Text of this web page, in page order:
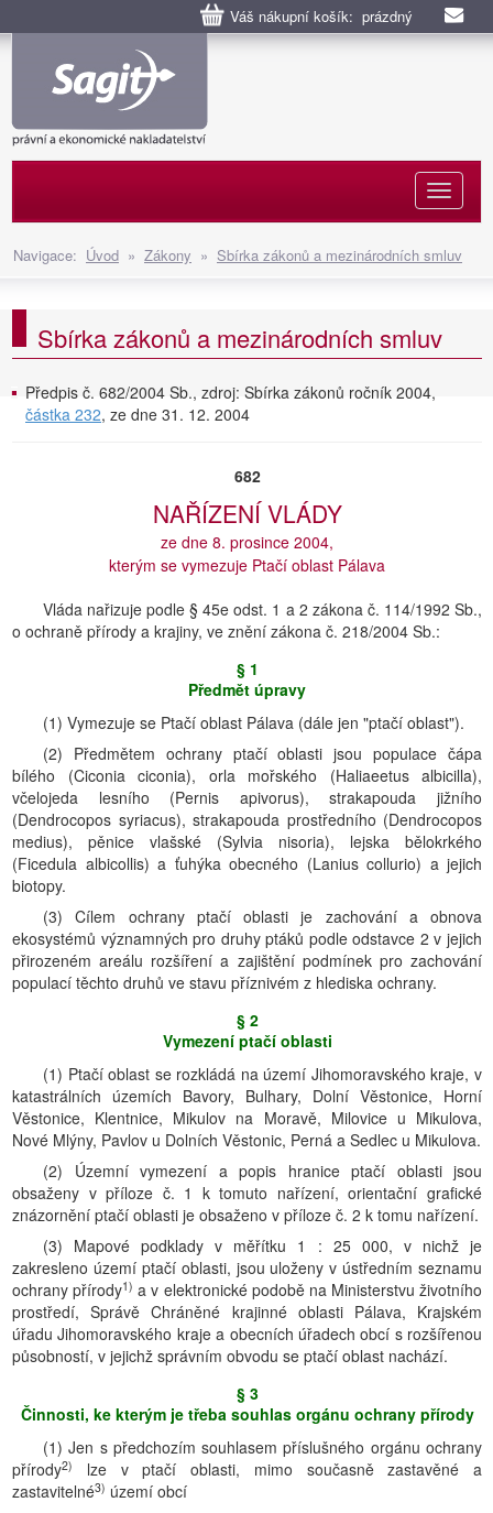
Váš nákupní košík: prázdný
Navigace: Úvod » Zákony » Sbírka zákonů a mezinárodních smluv
Sbírka zákonů a mezinárodních smluv
Předpis č. 682/2004 Sb., zdroj: Sbírka zákonů ročník 2004,
částka 232, ze dne 31. 12. 2004
682
NAŘÍZENÍ VLÁDY
ze dne 8. prosince 2004,
kterým se vymezuje Ptačí oblast Pálava
Vláda nařizuje podle § 45e odst. 1 a 2 zákona č. 114/1992 Sb.,
o ochraně přírody a krajiny, ve znění zákona č. 218/2004 Sb.:
§ 1
Předmět úpravy
(1) Vymezuje se Ptačí oblast Pálava (dále jen "ptačí oblast").
(2) Předmětem ochrany ptačí oblasti jsou populace čápa
bílého (Ciconia ciconia), orla mořského (Haliaeetus albicilla),
včelojeda lesního (Pernis apivorus), strakapouda jižního
(Dendrocopos syriacus), strakapouda prostředního (Dendrocopos
medius), pěnice vlašské (Sylvia nisoria), lejska bělokrkého
(Ficedula albicollis) a ťuhýka obecného (Lanius collurio) a jejich
biotopy.
(3) Cílem ochrany ptačí oblasti je zachování a obnova
ekosystémů významných pro druhy ptáků podle odstavce 2 v jejich
přirozeném areálu rozšíření a zajištění podmínek pro zachování
populací těchto druhů ve stavu příznivém z hlediska ochrany.
§ 2
Vymezení ptačí oblasti
(1) Ptačí oblast se rozkládá na území Jihomoravského kraje, v
katastrálních územích Bavory, Bulhary, Dolní Věstonice, Horní
Věstonice, Klentnice, Mikulov na Moravě, Milovice u Mikulova,
Nové Mlýny, Pavlov u Dolních Věstonic, Perná a Sedlec u Mikulova.
(2) Územní vymezení a popis hranice ptačí oblasti jsou
obsaženy v příloze č. 1 k tomuto nařízení, orientační grafické
znázornění ptačí oblasti je obsaženo v příloze č. 2 k tomu nařízení.
(3) Mapové podklady v měřítku 1 : 25 000, v nichž je
zakresleno území ptačí oblasti, jsou uloženy v ústředním seznamu
ochrany přírody1) a v elektronické podobě na Ministerstvu životního
prostředí, Správě Chráněné krajinné oblasti Pálava, Krajském
úřadu Jihomoravského kraje a obecních úřadech obcí s rozšířenou
působností, v jejichž správním obvodu se ptačí oblast nachází.
§ 3
Činnosti, ke kterým je třeba souhlas orgánu ochrany přírody
(1) Jen s předchozím souhlasem příslušného orgánu ochrany
přírody2)
lze v ptačí oblasti, mimo současně zastavěné a
zastavitelné3) území obcí